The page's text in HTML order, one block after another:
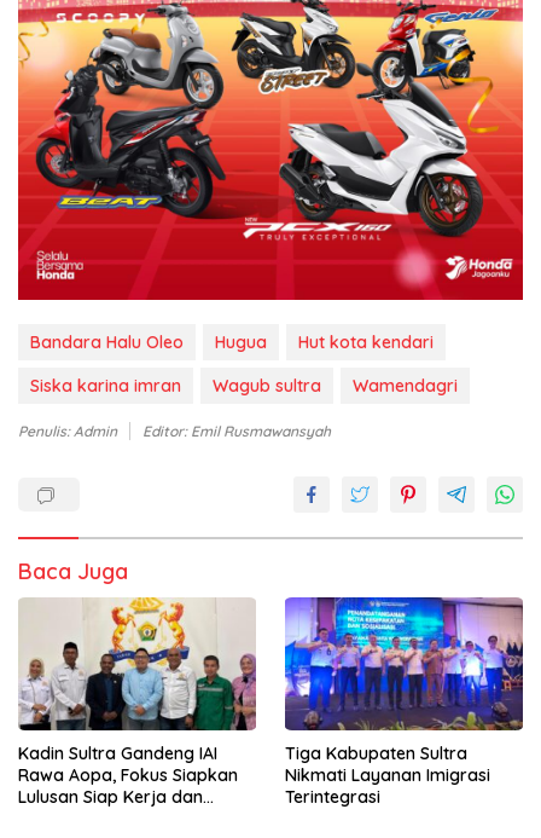
Bandara Halu Oleo Hugua
Hut kota kendari
Siska karina imran
Wagub sultra Wamendagri
Penulis: Admin Editor: Emil Rusmawansyah
Baca Juga
Kadin Sultra Gandeng IAI
Rawa Aopa, Fokus Siapkan
Lulusan Siap Kerja dan
Tiga Kabupaten Sultra
Nikmati Layanan Imigrasi
Terintegrasi